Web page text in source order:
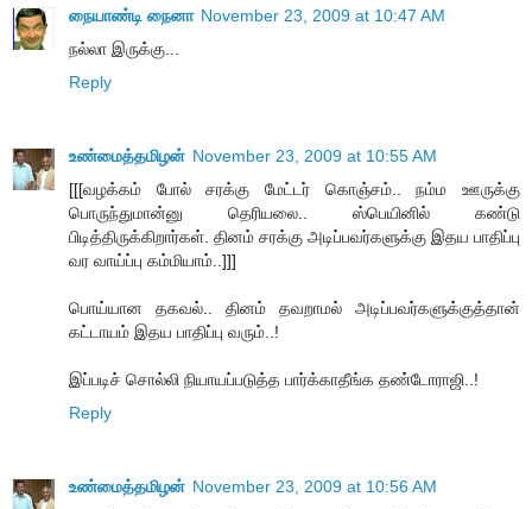
நையாண்டி நைனா November 23, 2009 at 10:47 AM
நல்லா இருக்கு...
Reply
உண்மைத்தமிழன் November 23, 2009 at 10:55 AM
[[[வழக்கம் போல் சரக்கு மேட்டர் கொஞ்சம்.. நம்ம ஊருக்கு
பொருந்துமான்னு தெரியலை.. ஸ்பெயினில் கண்டு
பிடித்திருக்கிறார்கள். தினம் சரக்கு அடிப்பவர்களுக்கு இதய பாதிப்பு
வர வாய்ப்பு கம்மியாம்..]]]
பொய்யான தகவல்.. தினம் தவறாமல் அடிப்பவர்களுக்குத்தான்
கட்டாயம் இதய பாதிப்பு வரும்..!
இப்படிச் சொல்லி நியாயப்படுத்த பார்க்காதீங்க தண்டோராஜி..!
Reply
உண்மைத்தமிழன் November 23, 2009 at 10:56 AM